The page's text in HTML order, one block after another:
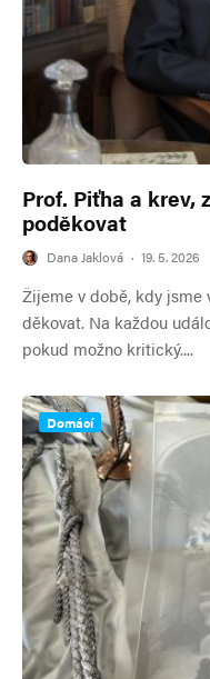
Prof. Piťha a krev,
poděkovat
Dana Jaklová · 19. 5. 2026
Žijeme v době, kdy jsme
děkovat. Na každou
pokud možno kritický....
Domácí